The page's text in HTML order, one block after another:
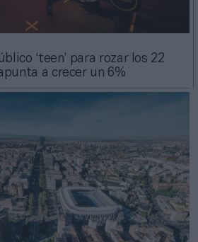
‘teen’ para rozar los 22
a crecer un 6%